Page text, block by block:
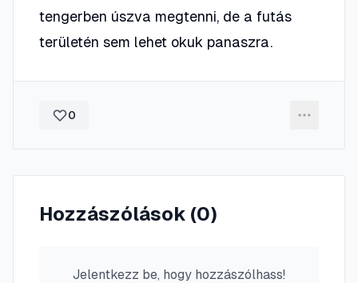
tengerben úszva megtenni, de a futás
területén sem lehet okuk panaszra.
0
Hozzászólások (0)
Jelentkezz be, hogy hozzászólhass!